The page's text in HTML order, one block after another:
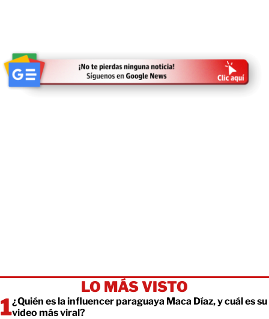
LO MÁS VISTO
¿Quién es la influencer paraguaya Maca Díaz, y cuál es su
video más viral?